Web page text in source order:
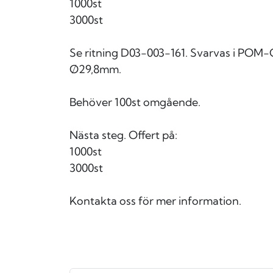
1000st
3000st
Se ritning D03-003-161. Svarvas i
Ø29,8mm.
Behöver 100st omgående.
Nästa steg. Offert på:
1000st
3000st
Kontakta oss för mer information.